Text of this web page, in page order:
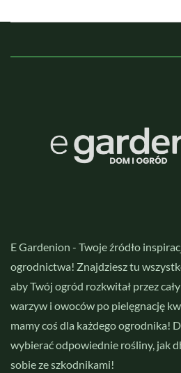
E Gardenion - Twoje źródło
ogrodnictwa! Znajdziesz tu
aby Twój ogród rozkwitał przez
warzyw i owoców po pielęgnację
mamy coś dla każdego ogrodnika!
wybierać odpowiednie rośliny, jak
sobie ze szkodnikami!